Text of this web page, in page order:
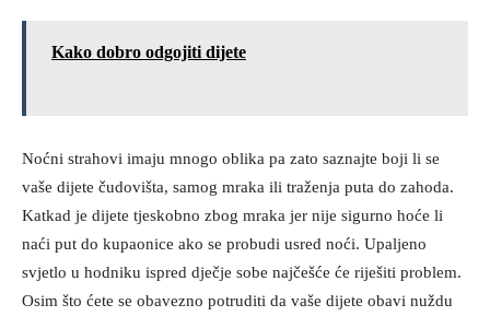
Kako dobro odgojiti dijete
Noćni strahovi imaju mnogo oblika pa zato saznajte boji li se
vaše dijete čudovišta, samog mraka ili traženja puta do zahoda.
Katkad je dijete tjeskobno zbog mraka jer nije sigurno hoće li
naći put do kupaonice ako se probudi usred noći. Upaljeno
svjetlo u hodniku ispred dječje sobe najčešće će riješiti problem.
Osim što ćete se obavezno potruditi da vaše dijete obavi nuždu